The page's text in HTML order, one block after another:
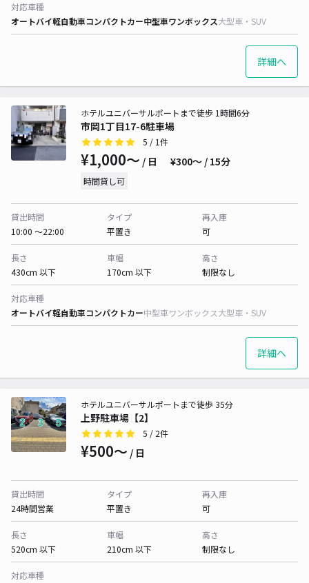
対応車種
オートバイ軽自動車コンパクトカー中型車ワンボックス大型車・SUV
詳細へ
市岡1丁目17-6駐車場
ホテルユニバーサルポートまで徒歩 1時間6分
5 / 1件
¥1,000〜 / 日 ¥300〜 / 15分
時間貸し可
貸出時間
10:00 〜22:00
タイプ
平置き
再入庫
可
長さ
430cm 以下
車幅
170cm 以下
高さ
制限なし
対応車種
オートバイ軽自動車コンパクトカー中型車ワンボックス大型車・SUV
詳細へ
上野駐車場【2】
ホテルユニバーサルポートまで徒歩 35分
5 / 2件
¥500〜 / 日
貸出時間
24時間営業
タイプ
平置き
再入庫
可
長さ
520cm 以下
車幅
210cm 以下
高さ
制限なし
対応車種